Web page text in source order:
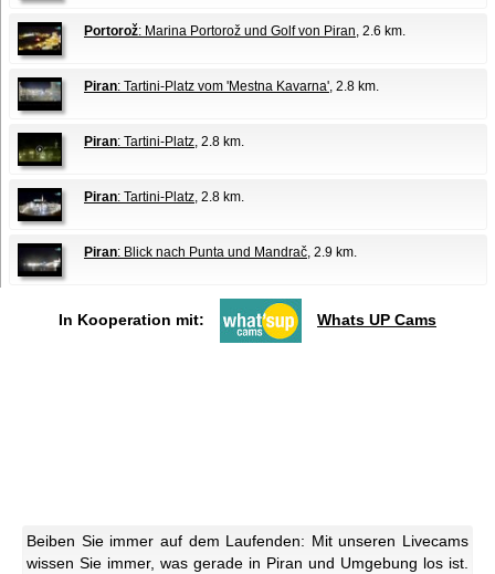
Portorož: Marina Portorož und Golf von Piran, 2.6 km.
Piran: Tartini-Platz vom 'Mestna Kavarna', 2.8 km.
Piran: Tartini-Platz, 2.8 km.
Piran: Tartini-Platz, 2.8 km.
Piran: Blick nach Punta und Mandrač, 2.9 km.
In Kooperation mit: Whats UP Cams
Beiben Sie immer auf dem Laufenden: Mit unseren Livecams
wissen Sie immer, was gerade in Piran und Umgebung los ist.